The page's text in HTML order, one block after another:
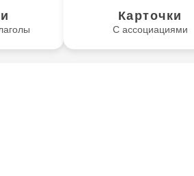
Карточки
С ассоциациями